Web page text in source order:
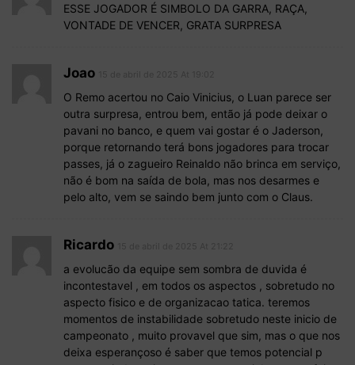
ESSE JOGADOR É SIMBOLO DA GARRA, RAÇA,
VONTADE DE VENCER, GRATA SURPRESA
Joao
O Remo acertou no Caio Vinicius, o Luan parece ser
outra surpresa, entrou bem, então já pode deixar o
pavani no banco, e quem vai gostar é o Jaderson,
porque retornando terá bons jogadores para trocar
passes, já o zagueiro Reinaldo não brinca em serviço,
não é bom na saída de bola, mas nos desarmes e
pelo alto, vem se saindo bem junto com o Claus.
Ricardo
a evolucão da equipe sem sombra de duvida é
incontestavel , em todos os aspectos , sobretudo no
aspecto fisico e de organizacao tatica. teremos
momentos de instabilidade sobretudo neste inicio de
campeonato , muito provavel que sim, mas o que nos
deixa esperançoso é saber que temos potencial p